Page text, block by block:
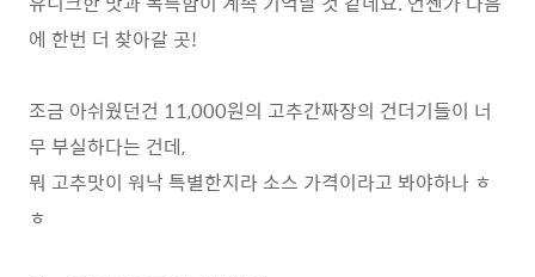
에 한번 더 찾아갈 곳!
조금 아쉬웠던건 11,000원의 고추간짜장의 건더기들이 너
무 부실하다는 건데,
뭐 고추맛이 워낙 특별한지라 소스 가격이라고 봐야하나 ㅎ
ㅎ